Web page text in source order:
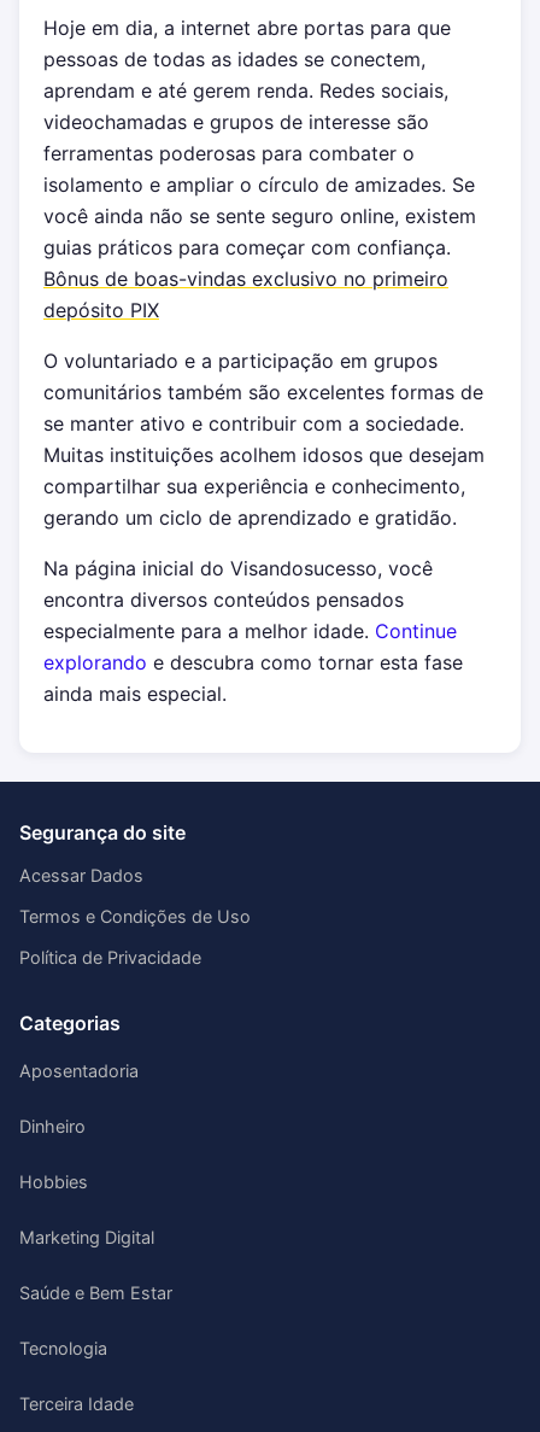
Hoje em dia, a internet abre portas para que
pessoas de todas as idades se conectem,
aprendam e até gerem renda. Redes sociais,
videochamadas e grupos de interesse são
ferramentas poderosas para combater o
isolamento e ampliar o círculo de amizades. Se
você ainda não se sente seguro online, existem
guias práticos para começar com confiança.
Bônus de boas-vindas exclusivo no primeiro
depósito PIX
O voluntariado e a participação em grupos
comunitários também são excelentes formas de
se manter ativo e contribuir com a sociedade.
Muitas instituições acolhem idosos que desejam
compartilhar sua experiência e conhecimento,
gerando um ciclo de aprendizado e gratidão.
Na página inicial do Visandosucesso, você
encontra diversos conteúdos pensados
especialmente para a melhor idade. Continue
explorando e descubra como tornar esta fase
ainda mais especial.
Segurança do site
Acessar Dados
Termos e Condições de Uso
Política de Privacidade
Categorias
Aposentadoria
Dinheiro
Hobbies
Marketing Digital
Saúde e Bem Estar
Tecnologia
Terceira Idade